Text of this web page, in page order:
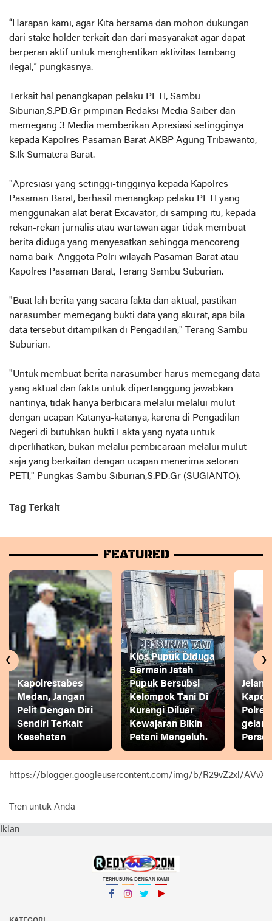
“Harapan kami, agar Kita bersama dan mohon dukungan
dari stake holder terkait dan dari masyarakat agar dapat
berperan aktif untuk menghentikan aktivitas tambang
ilegal,” pungkasnya.
Terkait hal penangkapan pelaku PETI, Sambu
Siburian,S.PD.Gr pimpinan Redaksi Media Saiber dan
memegang 3 Media memberikan Apresiasi setingginya
kepada Kapolres Pasaman Barat AKBP Agung Tribawanto,
S.Ik Sumatera Barat.
"Apresiasi yang setinggi-tingginya kepada Kapolres
Pasaman Barat, berhasil menangkap pelaku PETI yang
menggunakan alat berat Excavator, di samping itu, kepada
rekan-rekan jurnalis atau wartawan agar tidak membuat
berita diduga yang menyesatkan sehingga mencoreng
nama baik Anggota Polri wilayah Pasaman Barat atau
Kapolres Pasaman Barat, Terang Sambu Suburian.
"Buat lah berita yang sacara fakta dan aktual, pastikan
narasumber memegang bukti data yang akurat, apa bila
data tersebut ditampilkan di Pengadilan," Terang Sambu
Suburian.
"Untuk membuat berita narasumber harus memegang data
yang aktual dan fakta untuk dipertanggung jawabkan
nantinya, tidak hanya berbicara melalui melalui mulut
dengan ucapan Katanya-katanya, karena di Pengadilan
Negeri di butuhkan bukti Fakta yang nyata untuk
diperlihatkan, bukan melalui pembicaraan melalui mulut
saja yang berkaitan dengan ucapan menerima setoran
PETI," Pungkas Sambu Siburian,S.PD.Gr (SUGIANTO).
Tag Terkait
FEATURED
Kapolrestabes
Medan, Jangan
Pelit Dengan Diri
Sendiri Terkait
Kesehatan
Kios Pupuk Diduga
Bermain Jatah
Pupuk Bersubsi
Kelompok Tani Di
Kurangi Diluar
Kewajaran Bikin
Petani Mengeluh.
gelar
‹ ›
https://blogger.googleusercontent.com/img/b/R29vZ2xl/
Tren untuk Anda
Iklan
TERHUBUNG DENGAN KAMI